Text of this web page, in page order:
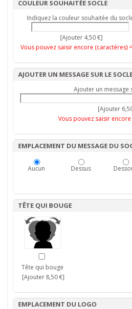
COULEUR SOUHAITÉE SOCLE
Indiquez la couleur souhaitée du
[Ajouter 4,50 €]
Vous pouvez saisir encore (caractéres) =
AJOUTER UN MESSAGE SUR LE
Ajouter un message
[Ajouter
Vous pouvez saisir
EMPLACEMENT DU MESSAGE DU
Aucun Dessus
TÊTE QUI BOUGE
Tête qui bouge
[Ajouter 8,50 €]
EMPLACEMENT DU LOGO